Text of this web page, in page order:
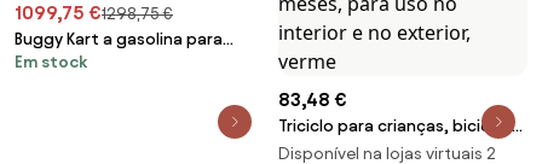
1099,75 €1298,75 €
Buggy Kart a gasolina para
crianças Motors BUGGY RSX -
Em stock
83,48 €
Triciclo para crianças, bicicleta
de equilíbrio de 3 rodas com
Disponível na lojas virtuais 2